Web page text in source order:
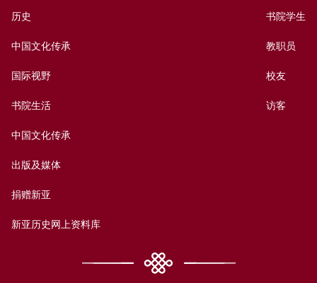
历史
中国文化传承
国际视野
书院生活
中国文化传承
出版及媒体
捐赠新亚
新亚历史网上资料库
书院学生
教职员
校友
访客